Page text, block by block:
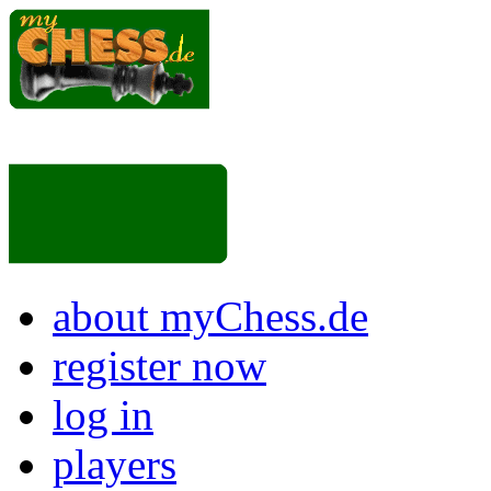
about myChess.de
register now
log in
players